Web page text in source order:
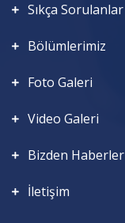
Sıkça Sorulanlar
Bölümlerimiz
Foto Galeri
Video Galeri
Bizden Haberler
İletişim